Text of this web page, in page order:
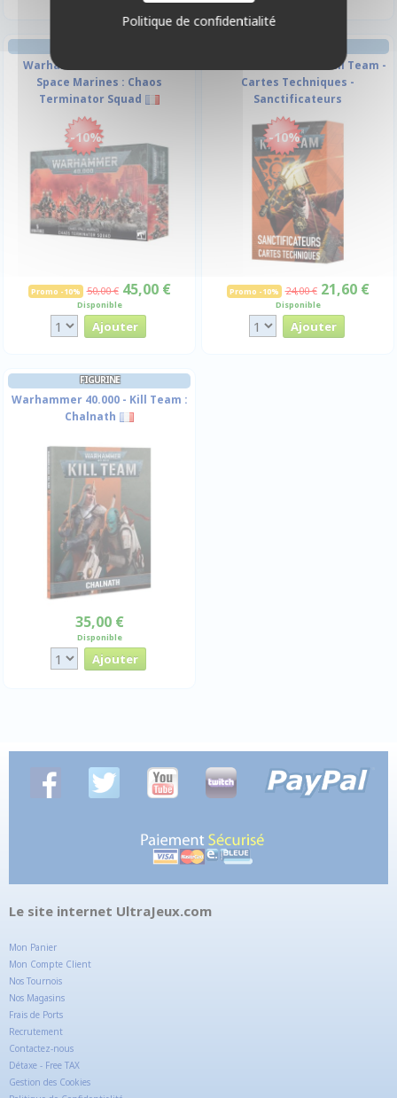
Warhammer 40.000 - Chaos
Space Marines : Chaos
Terminator Squad
-10%
Promo -10% 50,00 € 45,00 €
Disponible
Warhammer 40.000 - Kill Team -
Cartes Techniques -
Sanctificateurs
-10%
Promo -10% 24,00 € 21,60 €
Disponible
FIGURINE
Warhammer 40.000 - Kill Team :
Chalnath
35,00 €
Disponible
Le site internet UltraJeux.com
Mon Panier
Mon Compte Client
Nos Tournois
Nos Magasins
Frais de Ports
Recrutement
Contactez-nous
Détaxe - Free TAX
Gestion des Cookies
Politique de confidentialité